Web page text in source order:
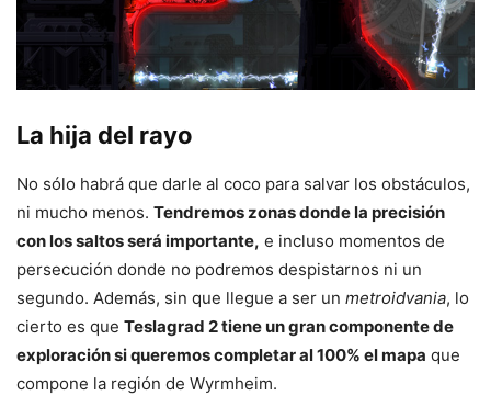
La hija del rayo
No sólo habrá que darle al coco para salvar los obstáculos,
ni mucho menos. Tendremos zonas donde la precisión
con los saltos será importante, e incluso momentos de
persecución donde no podremos despistarnos ni un
segundo. Además, sin que llegue a ser un metroidvania, lo
cierto es que Teslagrad 2 tiene un gran componente de
exploración si queremos completar al 100% el mapa que
compone la región de Wyrmheim.